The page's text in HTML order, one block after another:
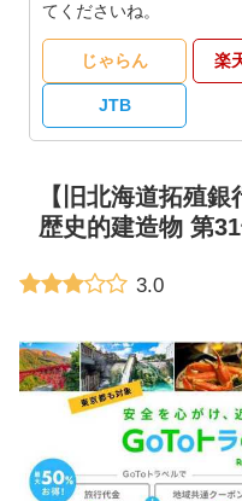
てくださいね。
じゃらん 楽
JTB
【旧北海道拓殖
歴史的建造物 第
3.0